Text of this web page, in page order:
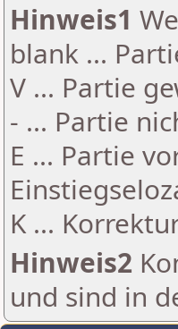
Hinweis1
blank ...
V ... Partie
- ... Partie
E ... Partie
K ...
Hinweis2
und sind in